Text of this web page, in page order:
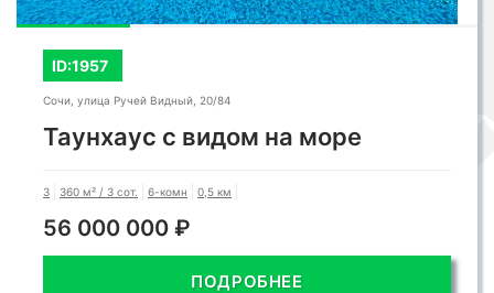
ID:1957
Сочи, улица Ручей Видный, 20/84
Таунхаус с видом на море
3 360 м² / 3 сот. 6-комн 0,5 км
56 000 000 ₽
ПОДРОБНЕЕ